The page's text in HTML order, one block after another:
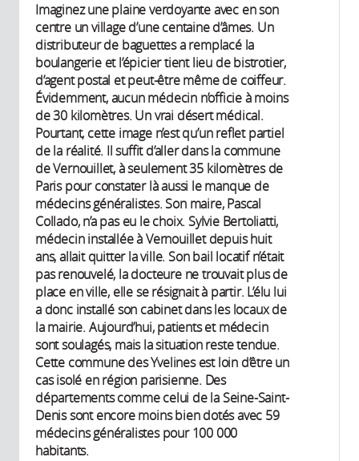
Imaginez une plaine verdoyante avec en son
centre un village d’une centaine d’âmes. Un
distributeur de baguettes a remplacé la
boulangerie et l’épicier tient lieu de bistrotier,
d’agent postal et peut-être même de coiffeur.
Évidemment, aucun médecin n’officie à moins
de 30 kilomètres. Un vrai désert médical.
Pourtant, cette image n’est qu’un reflet partiel
de la réalité. Il suffit d’aller dans la commune
de Vernouillet, à seulement 35 kilomètres de
Paris pour constater là aussi le manque de
médecins généralistes. Son maire, Pascal
Collado, n’a pas eu le choix. Sylvie Bertoliatti,
médecin installée à Vernouillet depuis huit
ans, allait quitter la ville. Son bail locatif n’était
pas renouvelé, la docteure ne trouvait plus de
place en ville, elle se résignait à partir. L’élu lui
a donc installé son cabinet dans les locaux de
la mairie. Aujourd’hui, patients et médecin
sont soulagés, mais la situation reste tendue.
Cette commune des Yvelines est loin d’être un
cas isolé en région parisienne. Des
départements comme celui de la Seine-Saint-
Denis sont encore moins bien dotés avec 59
médecins généralistes pour 100 000
habitants.